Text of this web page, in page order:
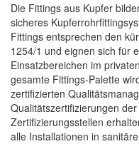
Die Fittings aus Kupfer
sicheres
Fittings entsprechen den
1254/1 und eignen sich für
Einsatzbereichen im
gesamte Fittings-Palette
zertifizierten
Qualitätszertifizierungen
Zertifizierungsstellen
alle Installationen in